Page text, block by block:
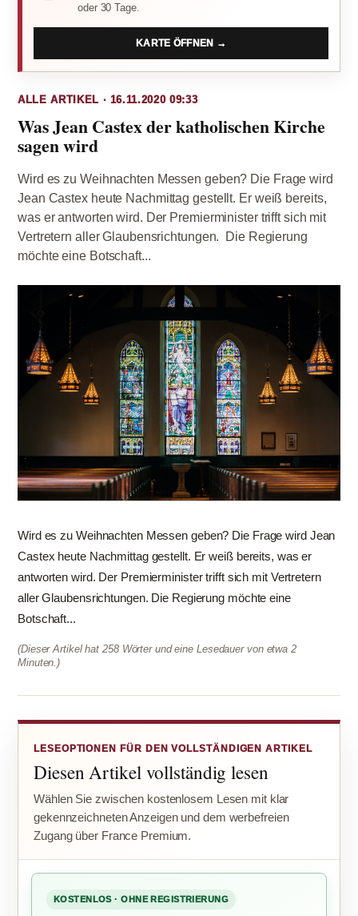
oder 30 Tage.
KARTE ÖFFNEN →
ALLE ARTIKEL · 16.11.2020 09:33
Was Jean Castex der katholischen Kirche
sagen wird
Wird es zu Weihnachten Messen geben? Die Frage wird
Jean Castex heute Nachmittag gestellt. Er weiß bereits,
was er antworten wird. Der Premierminister trifft sich mit
Vertretern aller Glaubensrichtungen. Die Regierung
möchte eine Botschaft...
Wird es zu Weihnachten Messen geben? Die Frage wird Jean
Castex heute Nachmittag gestellt. Er weiß bereits, was er
antworten wird. Der Premierminister trifft sich mit Vertretern
aller Glaubensrichtungen. Die Regierung möchte eine
Botschaft...
(Dieser Artikel hat 258 Wörter und eine Lesedauer von etwa 2
Minuten.)
LESEOPTIONEN FÜR DEN VOLLSTÄNDIGEN ARTIKEL
Diesen Artikel vollständig lesen
Wählen Sie zwischen kostenlosem Lesen mit klar
gekennzeichneten Anzeigen und dem werbefreien
Zugang über France Premium.
KOSTENLOS · OHNE REGISTRIERUNG